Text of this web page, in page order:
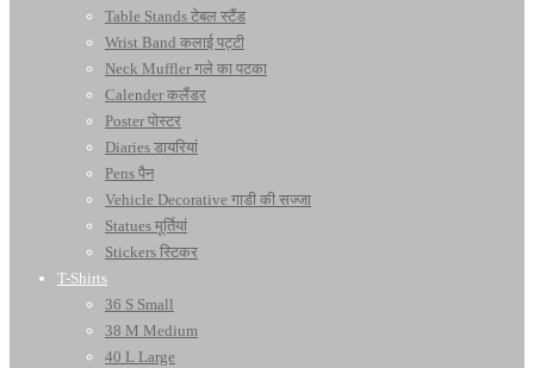
Table Stands टेबल स्टैंड
Wrist Band कलाई पट्टी
Neck Muffler गले का पटका
Calender कलैंडर
Poster पोस्टर
Diaries डायरियां
Pens पैन
Vehicle Decorative गाडी की सज्जा
Statues मूर्तियां
Stickers स्टिकर
T-Shirts
36 S Small
38 M Medium
40 L Large